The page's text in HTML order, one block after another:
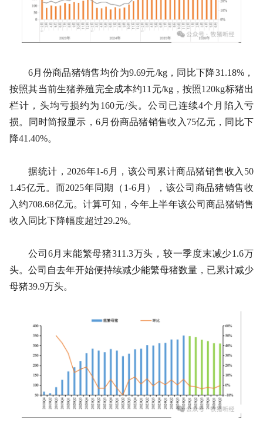
6月份商品猪销售均价为9.69元/kg，同比下降31.18%，
按照其当前生猪养殖完全成本约11元/kg，按照120kg标猪出
栏计，头均亏损约为160元/头。公司已连续4个月陷入亏
损。同时简报显示，6月份商品猪销售收入75亿元，同比下
降41.40%。
据统计，2026年1-6月，该公司累计商品猪销售收入50
1.45亿元。而2025年同期（1-6月），该公司商品猪销售收
入约708.68亿元。计算可知，今年上半年该公司商品猪销售
收入同比下降幅度超过29.2%。
公司6月末能繁母猪311.3万头，较一季度末减少1.6万
头。公司自去年开始便持续减少能繁母猪数量，已累计减少
母猪39.9万头。